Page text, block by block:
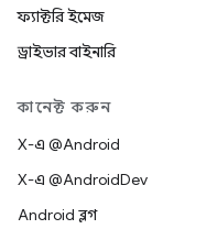
ফ্যাক্টরি ইমেজ
ড্রাইভার বাইনারি
কানেক্ট করুন
X-এ @Android
X-এ @AndroidDev
Android ব্লগ